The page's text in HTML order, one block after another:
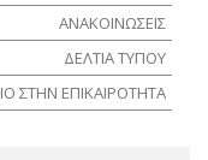
ΑΝΑΚΟΙΝΩΣΕΙΣ
ΔΕΛΤΙΑ ΤΥΠΟΥ
ΣΤΗΝ ΕΠΙΚΑΙΡΟΤΗΤΑ